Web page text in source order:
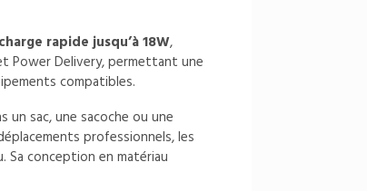
rapide jusqu’à 18W,
Power Delivery, permettant une
compatibles.
sac, une sacoche ou une
professionnels, les
Sa conception en matériau